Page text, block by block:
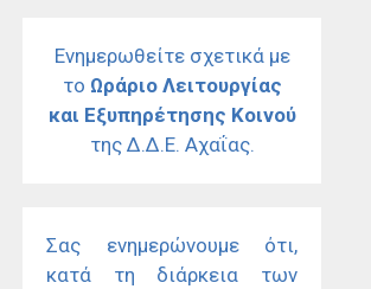
Ενημερωθείτε σχετικά με
το Ωράριο Λειτουργίας
και Εξυπηρέτησης Κοινού
της Δ.Δ.Ε. Αχαΐας.
Σας ενημερώνουμε ότι,
κατά τη διάρκεια των